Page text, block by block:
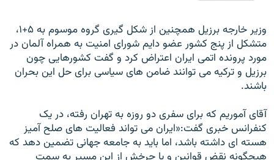
وزير خارجه برزيل همچنين از شکل گيری گروه موسوم به ۵+۱،
متشکل از پنج کشور عضو دايم شورای امنيت به همراه آلمان در
مورد پرونده اتمی ايران اعتراض کرد و گفت کشورهايی چون
برزيل و ترکيه می توانند ضامن های سياسی برای حل اين بحران
باشند.
آقای آموريم که برای سفری دو روزه به تهران رفته، در يک
کنفرانس خبری گفت:«ايران می تواند فعاليت های صلح آميز
هسته ای داشته باشد، اما بايد به جامعه جهانی تضمين دهد که